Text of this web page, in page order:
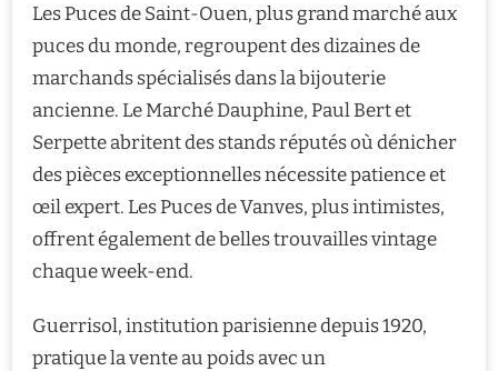
Les Puces de Saint-Ouen, plus grand marché aux
puces du monde, regroupent des dizaines de
marchands spécialisés dans la bijouterie
ancienne. Le Marché Dauphine, Paul Bert et
Serpette abritent des stands réputés où dénicher
des pièces exceptionnelles nécessite patience et
œil expert. Les Puces de Vanves, plus intimistes,
offrent également de belles trouvailles vintage
chaque week-end.
Guerrisol, institution parisienne depuis 1920,
pratique la vente au poids avec un